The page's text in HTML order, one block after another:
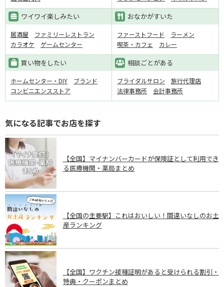
ワイワイ楽しみたい
居酒屋
ファミリーレストラン
カラオケ
ゲームセンター
おなかがすいた
ファーストフード
ラーメン
喫茶・カフェ
カレー
買い物をしたい
ホームセンター・DIY
ブランド
コンビニエンスストア
相談ごとがある
ブライダルサロン
旅行代理店
法律事務所
会計事務所
気になる記事でお店を探す
【全国】マイナンバーカードが保険証として利用でき
る医療機関・薬局まとめ
【全国の主要駅】これはおいしい！間違いなしのお土
産ランキング
【全国】ワクチン接種証明があると受けられる割引・
特典・クーポンまとめ